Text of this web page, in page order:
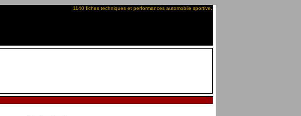
1140 fiches techniques et performances automobile sportive.